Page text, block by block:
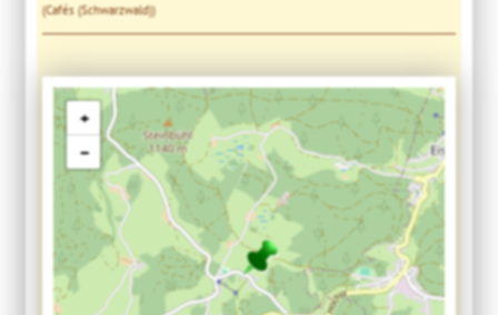
(Cafés (Schwarzwald))
+
−